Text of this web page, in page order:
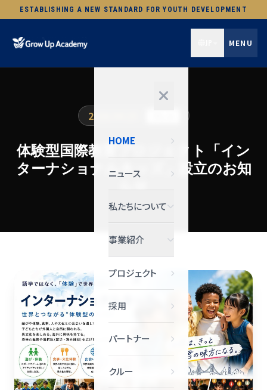
ESTABLISHING A NEW STANDARD FOR YOUTH DEVELOPMENT
MENU
HOME
ニュース
私たちについて
事業紹介
プロジェクト
採用
パートナー
クルー
2026.04.25
体験型国際教育プロジェクト「イン
ターナショナルキッズ」設立のお知
らせ